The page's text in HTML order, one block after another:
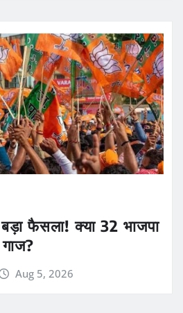
फैसला! क्या 32 भाजपा
गाज?
Aug 5, 2026